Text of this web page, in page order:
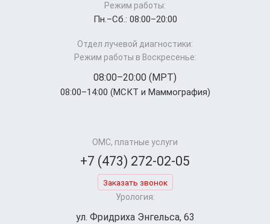
Режим работы:
Пн.–Cб.: 08:00–20:00
Отдел лучевой диагностики:
Режим работы в Воскресенье:
08:00–20:00 (МРТ)
08:00–14:00 (МСКТ и Маммография)
ОМС, платные услуги
+7 (473) 272-02-05
Заказать звонок
Урология:
ул. Фридриха Энгельса, 63